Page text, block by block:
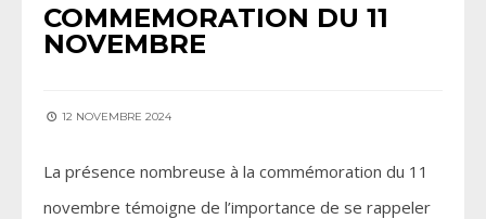
COMMEMORATION DU 11
NOVEMBRE
12 NOVEMBRE 2024
La présence nombreuse à la commémoration du 11
novembre témoigne de l’importance de se rappeler